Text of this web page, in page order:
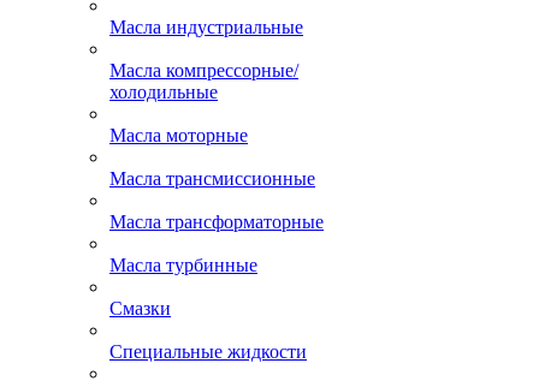
Масла индустриальные
Масла компрессорные/
холодильные
Масла моторные
Масла трансмиссионные
Масла трансформаторные
Масла турбинные
Смазки
Специальные жидкости